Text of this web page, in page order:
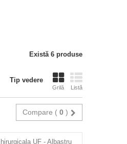
Există 6 produse
Tip vedere
Grilă Listă
Compare ( 0 )